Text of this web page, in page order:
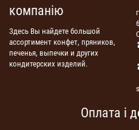
компанію
Здесь Вы найдете большой
ассортимент конфет, пряников,
печенья, выпечки и других
кондитерских изделий.
Оплата і